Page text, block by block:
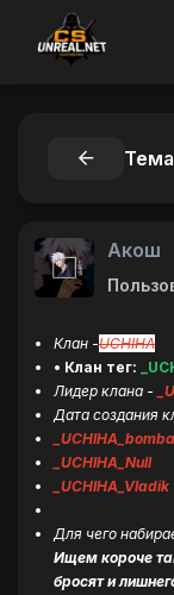
Акош
Клан -UCHIHA
• Клан тег:
Лидер клана -
Дата создания
_UCHIHA_bomba
_UCHIHA_Null
_UCHIHA_Vladik
Для чего
Ищем короче
бросят и